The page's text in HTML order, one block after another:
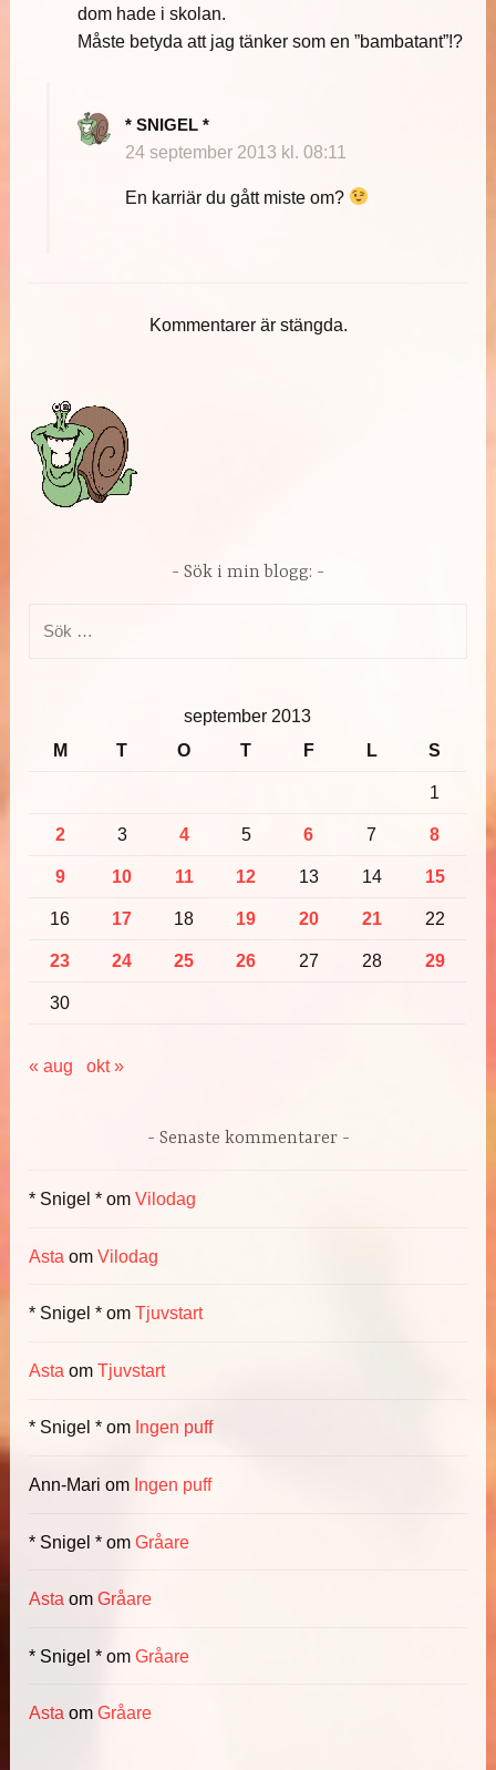
dom hade i skolan.
Måste betyda att jag tänker som en ”bambatant”!?
* SNIGEL *
24 september 2013 kl. 08:11
En karriär du gått miste om?
Kommentarer är stängda.
Sök i min blogg:
september 2013
M
T O T F L S
1
2 3 4 5 6 7 8
9 10 11 12 13 14 15
16 17 18 19 20 21 22
23 24 25 26 27 28 29
30
« aug okt »
Senaste kommentarer
* Snigel * omVilodag
Asta omVilodag
* Snigel * omTjuvstart
Asta omTjuvstart
* Snigel * om Ingen puff
Ann-Mari om Ingen puff
* Snigel * omGråare
Asta omGråare
* Snigel * omGråare
Asta omGråare